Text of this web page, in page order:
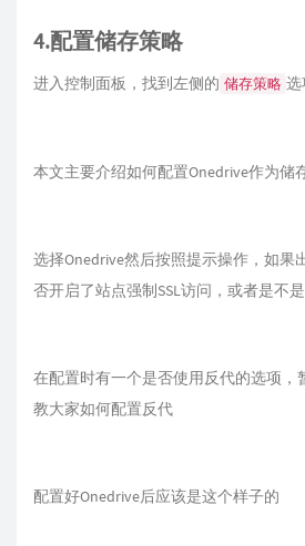
4.配置储存策略
进入控制面板，找到左侧的 储存策略 选
本文主要介绍如何配置Onedrive作为储
选择Onedrive然后按照提示操作，如果
否开启了站点强制SSL访问，或者是不
在配置时有一个是否使用反代的选项，
教大家如何配置反代
配置好Onedrive后应该是这个样子的